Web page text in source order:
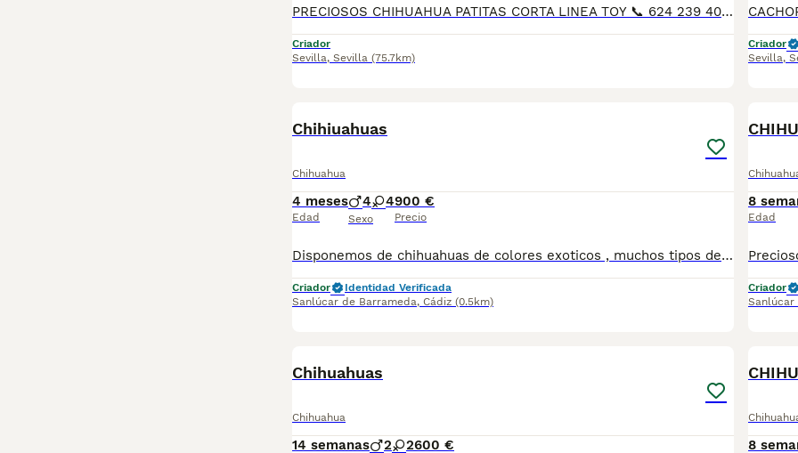
PRECIOSOS CHIHUAHUA PATITAS CORTA LINEA TOY 📞 624 239 408, raza pura 50 por ciento RUSO patitas corta muy chato muy lista y obediente, ideal para piso es muy cariñoso y juguetón Varios colores, cremas , bicolores . lila desde 700€ A 1200€, SEGUN COLOR Y SEXO DEL CHIHUAHUA precios reales si entráis en la wed : MUNDOCHIHUAHUA.ES TENEMOS CANICHES, CHIHUAHUA, MALTIPOL, POMERANIA, BICHON MALTES 🧾 Cartilla veterinaria 🩺 Vacunaciones y desparasitaciones al día 📄 Contrato de garantía 🚚 Envíos a toda España, 💳 Pago a la entrega, contra reembolso 📞 624 239 408 📹 Vídeos y más información por WhatsApp 🌐 MUNDOCHIHUAHUA.ES
Criador
Sevilla, Sevilla (75.7km)
Criador
Sevilla,
Chihiuahuas
Chihuahua
4 meses
Edad
4 4
Sexo
900 €
Precio
Disponemos de chihuahuas de colores exoticos , muchos tipos de colores Se entregan con vacunas al dia , desparacitados y contrato de garantia ESTAS BUSCANDO UN AMIGO ? LLAMANOS 624 08 20 74 Criados en ambiente familiar🥰
Criador
Identidad Verificada
Sanlúcar de Barrameda, Cádiz (0.5km)
8
Edad
Criador
Sanlúcar
Chihuahuas
Chihuahua
14 semanas 2 2600 € 8